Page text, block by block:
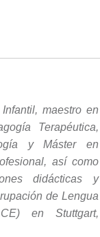
maestro en
Terapéutica,
y Máster en
así como
didácticas y
de Lengua
en Stuttgart,